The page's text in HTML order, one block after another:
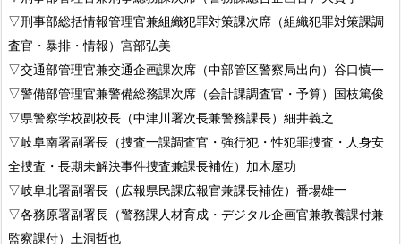
▽刑事部総括情報管理官兼組織犯罪対策課次席（組織犯罪対策課調
査官・暴排・情報）宮部弘美
▽交通部管理官兼交通企画課次席（中部管区警察局出向）谷口慎一
▽警備部管理官兼警備総務課次席（会計課調査官・予算）国枝篤俊
▽県警察学校副校長（中津川署次長兼警務課長）細井義之
▽岐阜南署副署長（捜査一課調査官・強行犯・性犯罪捜査・人身安
全捜査・長期未解決事件捜査兼課長補佐）加木屋功
▽岐阜北署副署長（広報県民課広報官兼課長補佐）番場雄一
▽各務原署副署長（警務課人材育成・デジタル企画官兼教養課付兼
監察課付）土洞哲也